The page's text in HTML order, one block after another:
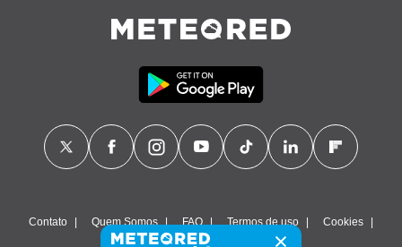
Contato Quem Somos FAQ Termos de uso Cookies